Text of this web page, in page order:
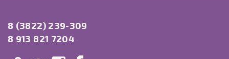
8 (3822) 239-309
8 913 821 7204